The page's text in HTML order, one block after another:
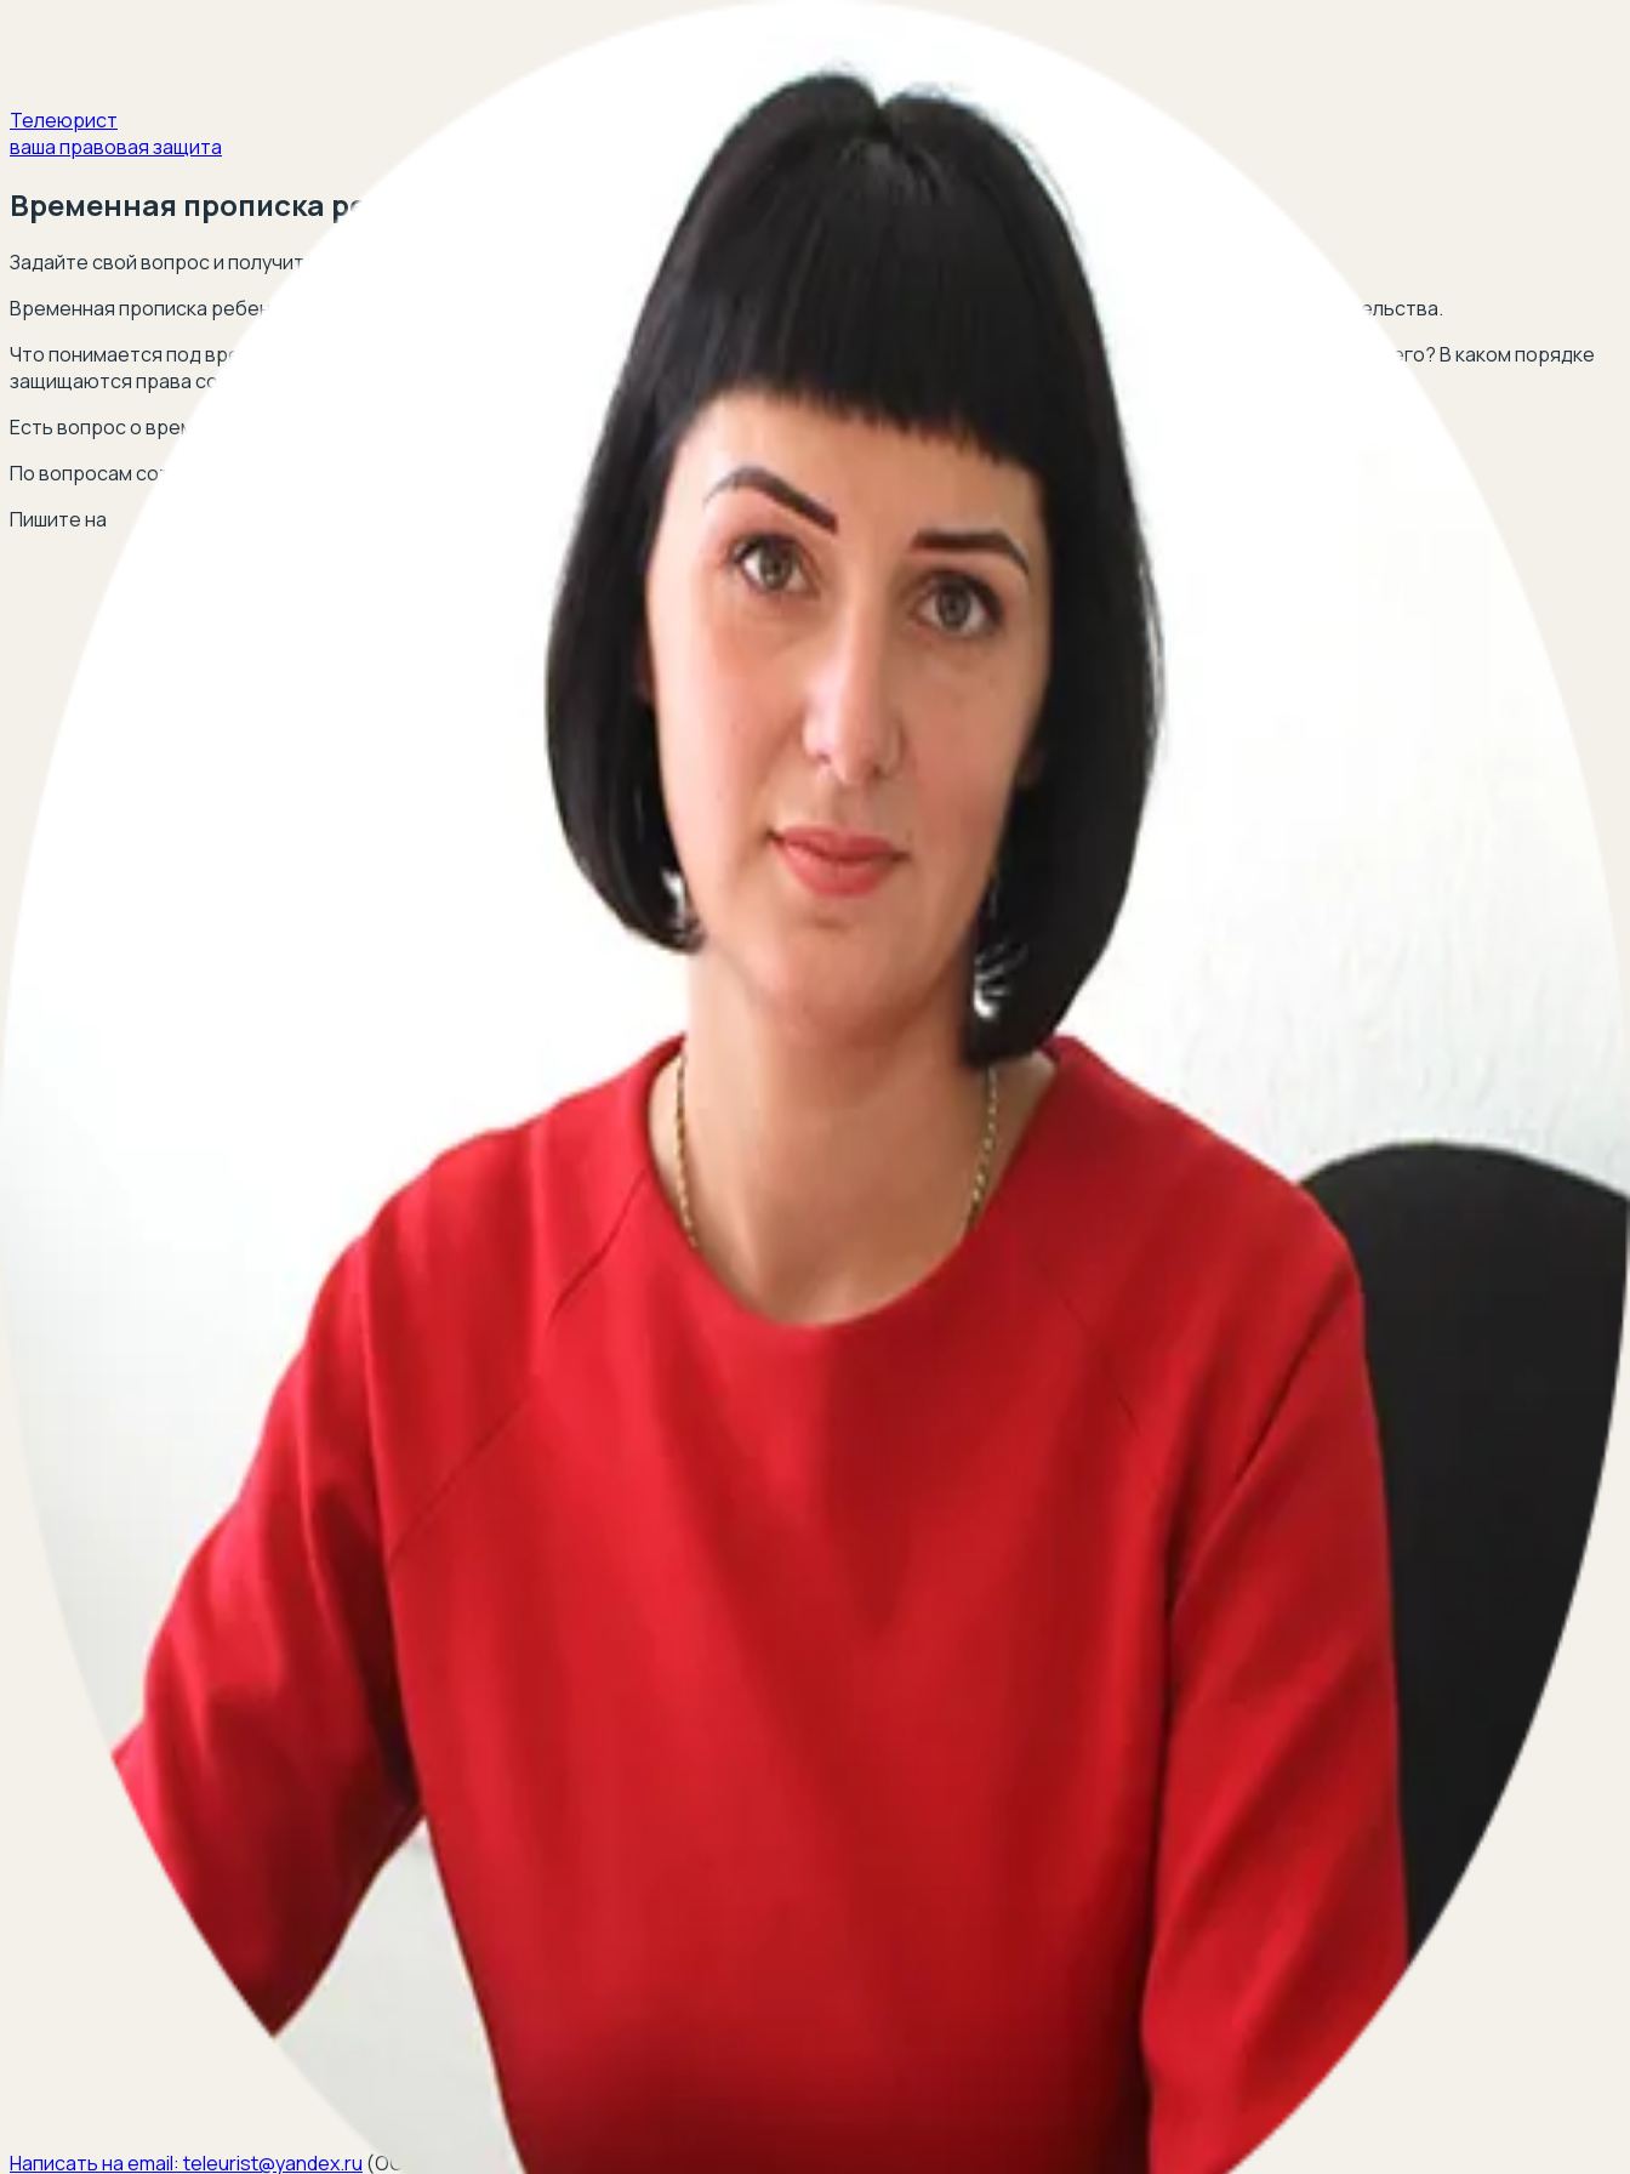
Телеюрист
ваша правовая защита
Временная прописка ребенка
Задайте свой вопрос и получите ответ опытных юристов в сфере жилищного права в течение 5 минут!
Временная прописка ребенка - его регистрация на определенный срок в жилом помещении, которое не является местом его постоянного жительства.
Что понимается под временно пропиской ребенка? В каком случае она необходима? Чье согласие требуется на регистрацию несовершеннолетнего? В каком порядке
защищаются права собственников и третьих лиц?
Есть вопрос о временной прописке ребенка? Оставьте свой телефон, перезвоним мгновенно:
По вопросам сотрудничества
Пишите на
Написать на email: teleurist@yandex.ru (ООО ЭЛКОМ, ИНН 6670334641, ОГРН 1116670009796